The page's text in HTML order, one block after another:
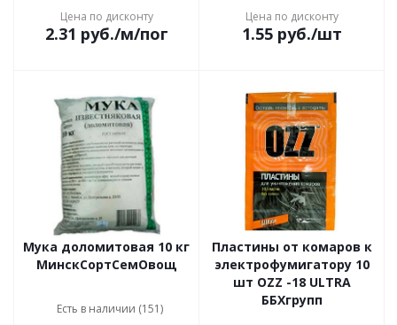
Цена по дисконту
2.31 руб./м/пог
Цена по дисконту
1.55руб./шт
Мука доломитовая 10 кг
МинскСортСемОвощ
Есть в наличии (151)
Пластины от комаров к
электрофумигатору 10
шт OZZ -18 ULTRA
ББХгрупп